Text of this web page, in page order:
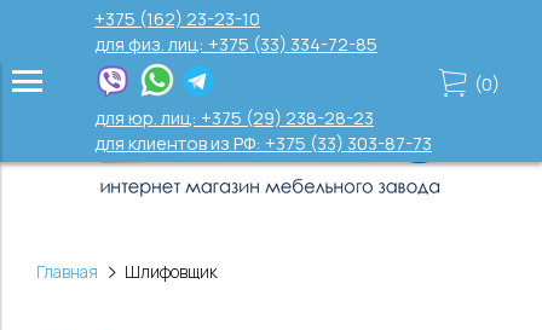
+375 (162) 23-23-10
для физ. лиц: +375 (33) 334-72-85
для юр. лиц: +375 (29) 238-28-23
для клиентов из РФ: +375 (33) 303-87-73
(0)
Главная Шлифовщик